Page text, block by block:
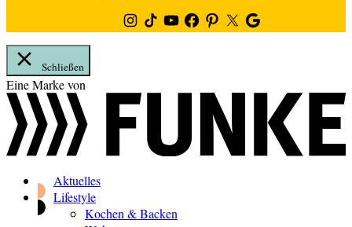
Instagram
TikTokYoutubeFacebook
PinterestTwitterGoogle
News
Schließen
Zum
Inhalt
springen
Eine Marke von
Aktuelles
Lifestyle
Kochen & Backen